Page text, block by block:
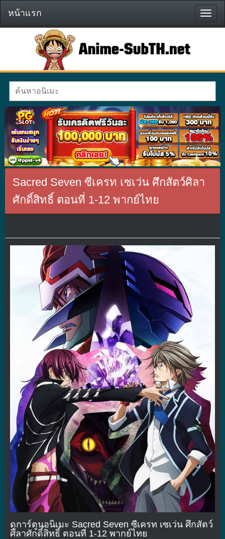
หน้า
แรก
หน้าแรก
Sacred Seven ซีเครท เซเว่น ศึกสัตว์ศิลา
ศักดิ์สิทธิ์ ตอนที่ 1-12 พากย์ไทย
ดูการ์ตูนอนิเมะ Sacred Seven ซีเครท เซเว่น ศึกสัตว์
ศิลาศักดิ์สิทธิ์ ตอนที่ 1-12 พากย์ไทย